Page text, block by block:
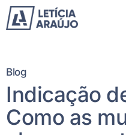
Blog
Indicação
Como as